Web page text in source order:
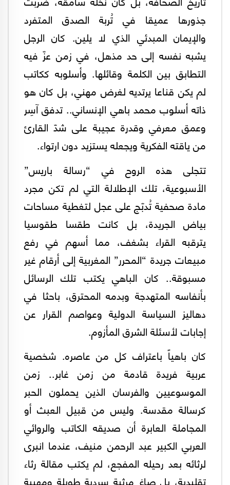
جذورها عميقا في تُربة الصدق المتفرد
والإيمان المبدئي الذي لا يلين. كان الرجل
يشبه نفسه إلى حد مذهل، في زمن عزّ فيه
التطابق بين الكلمة وقائلها. وأسلوبه ككاتب
لم يكن قناعا يرتديه لغرض مهني، بل كان هو
ذاته أسلوب محمد باهي الإنساني.. تدفق آسِر
وعمق معرفي وقدرة عجيبة على شدّ القارئ
من ياقته الفكرية ويجعله يستزيد دون ارتواء.
تتجلى هذه الروح في “رسالة باريس”
الأسبوعية، تلك الإطلالة التي لم تكن مجرد
مادة صحفية تُدبّج على عجل لتغطية مساحات
بياض الجريدة، بل كانت طقسا طقوسيا
يترقبه القراء بشغف، مما أسهم في رفع
مبيعات جريدة “المحرر” المغربية إلى أرقام غير
مسبوقة.. كان الباهي يكتب تلك الرسائل
بأنفاسه المتهدجة وبدمه المحترق، باحثا في
دهاليز السياسة الدولية وعواصم القرار عن
إجابات لأسئلة الشرق المأزوم.
كان باهياً باعتراف كل من عاصره. شخصية
عربية فريدة قادمة من زمن غابر.. زمن
الموسوعيين والفرسان الذين يحملون الحبر
كرسالة مقدسة. وليس من قبيل العبث أو
المجاملة العابرة أن صديقه الكاتب والروائي
العربي الكبير عبد الرحمن منيف، عندما انبرى
لرثائه بعد رحيله المفجع، لم يكتب مقالة رثاء
تقليدية، بل صاغ مرثية سردية طويلة ومهيبة